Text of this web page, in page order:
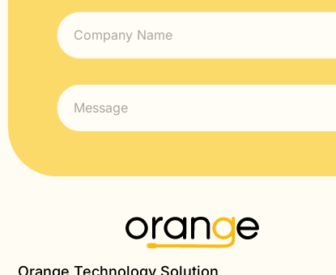
Orange Technology Solution